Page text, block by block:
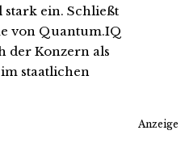
stark ein. Schließt
von Quantum.IQ
der Konzern als
staatlichen
Anzeige